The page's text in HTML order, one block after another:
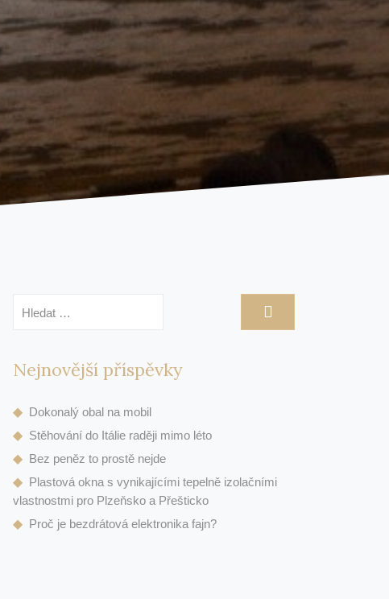
Nejnovější příspěvky
Dokonalý obal na mobil
Stěhování do Itálie raději mimo léto
Bez peněz to prostě nejde
Plastová okna s vynikajícími tepelně izolačními
vlastnostmi pro Plzeňsko a Přešticko
Proč je bezdrátová elektronika fajn?